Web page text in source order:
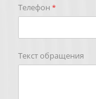
Телефон *
Текст обращения